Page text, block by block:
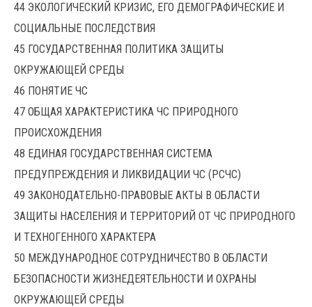
44 ЭКОЛОГИЧЕСКИЙ КРИЗИС, ЕГО ДЕМОГРАФИЧЕСКИЕ И
СОЦИАЛЬНЫЕ ПОСЛЕДСТВИЯ
45 ГОСУДАРСТВЕННАЯ ПОЛИТИКА ЗАЩИТЫ
ОКРУЖАЮЩЕЙ СРЕДЫ
46 ПОНЯТИЕ ЧС
47 ОБЩАЯ ХАРАКТЕРИСТИКА ЧС ПРИРОДНОГО
ПРОИСХОЖДЕНИЯ
48 ЕДИНАЯ ГОСУДАРСТВЕННАЯ СИСТЕМА
ПРЕДУПРЕЖДЕНИЯ И ЛИКВИДАЦИИ ЧС (РСЧС)
49 ЗАКОНОДАТЕЛЬНО-ПРАВОВЫЕ АКТЫ В ОБЛАСТИ
ЗАЩИТЫ НАСЕЛЕНИЯ И ТЕРРИТОРИЙ ОТ ЧС ПРИРОДНОГО
И ТЕХНОГЕННОГО ХАРАКТЕРА
50 МЕЖДУНАРОДНОЕ СОТРУДНИЧЕСТВО В ОБЛАСТИ
БЕЗОПАСНОСТИ ЖИЗНЕДЕЯТЕЛЬНОСТИ И ОХРАНЫ
ОКРУЖАЮЩЕЙ СРЕДЫ